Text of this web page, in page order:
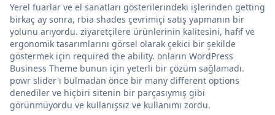
Yerel fuarlar ve el sanatları gösterilerindeki işlerinden getting
birkaç ay sonra, rbia shades çevrimiçi satış yapmanın bir
yolunu arıyordu. ziyaretçilere ürünlerinin kalitesini, hafif ve
ergonomik tasarımlarını görsel olarak çekici bir şekilde
göstermek için required the ability. onların WordPress
Business Theme bunun için yeterli bir çözüm sağlamadı.
powr slider'ı bulmadan önce bir many different options
denediler ve hiçbiri sitenin bir parçasıymış gibi
görünmüyordu ve kullanışsız ve kullanımı zordu.